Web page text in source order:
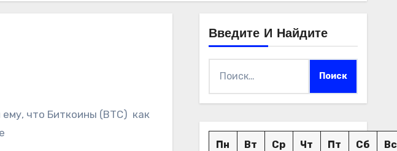
ему, что Биткоины (BTC) как
Введите И Найдите
Пн Вт Ср Чт Пт Сб Вс